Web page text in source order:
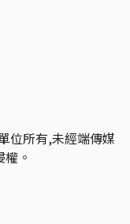
位所有,未經端傳媒
。